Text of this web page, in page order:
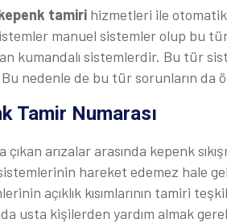
tamiri hizmetleri ile otomatik
manuel sistemler olup bu
kumandalı sistemlerdir. Bu tür
Bu nedenle de bu tür sorunların
Tamir Numarası
çıkan arızalar arasında kepenk
hareket edemez hale
açıklık kısımlarının tamiri
usta kişilerden yardım almak